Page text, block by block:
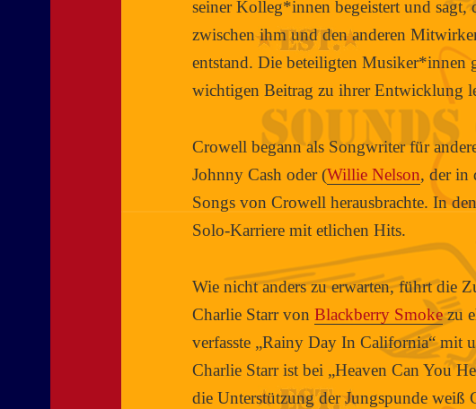
seiner Kolleg*innen begeistert und sagt,
zwischen ihm und den anderen
entstand. Die beteiligten Musiker*innen
wichtigen Beitrag zu ihrer Entwicklung
Crowell begann als Songwriter für
Johnny Cash oder (Willie Nelson, der in
Songs von Crowell herausbrachte. In
Solo-Karriere mit etlichen Hits.
Wie nicht anders zu erwarten, führt die
Charlie Starr vonBlackberry Smokezu
verfasste „Rainy Day In California“ mit
Charlie Starr ist bei „Heaven Can You
die Unterstützung der Jungspunde